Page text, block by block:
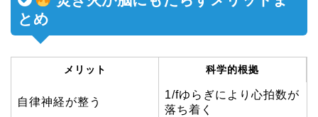
とめ
メリット 科学的根拠
自律神経が整う
1/fゆらぎにより心拍数が
落ち着く